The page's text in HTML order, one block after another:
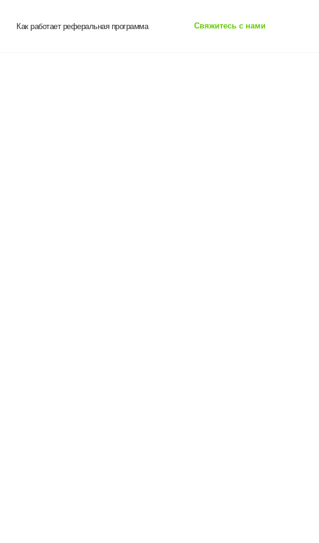
Как работает реферальная программа Свяжитесь с нами